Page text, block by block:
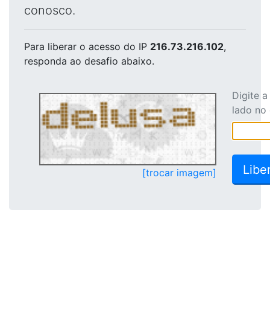
conosco.
Para liberar o acesso do IP 216.73.216.102,
responda ao desafio abaixo.
[trocar imagem]
Digite
lado no